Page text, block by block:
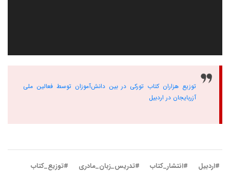
توزیع هزاران کتاب تورکی در بین دانش‌آموزان توسط فعالین ملی
آزربایجان در اردبیل
#اردبیل #انتشار_کتاب #تدریس_زبان_مادری
#توزیع_کتاب